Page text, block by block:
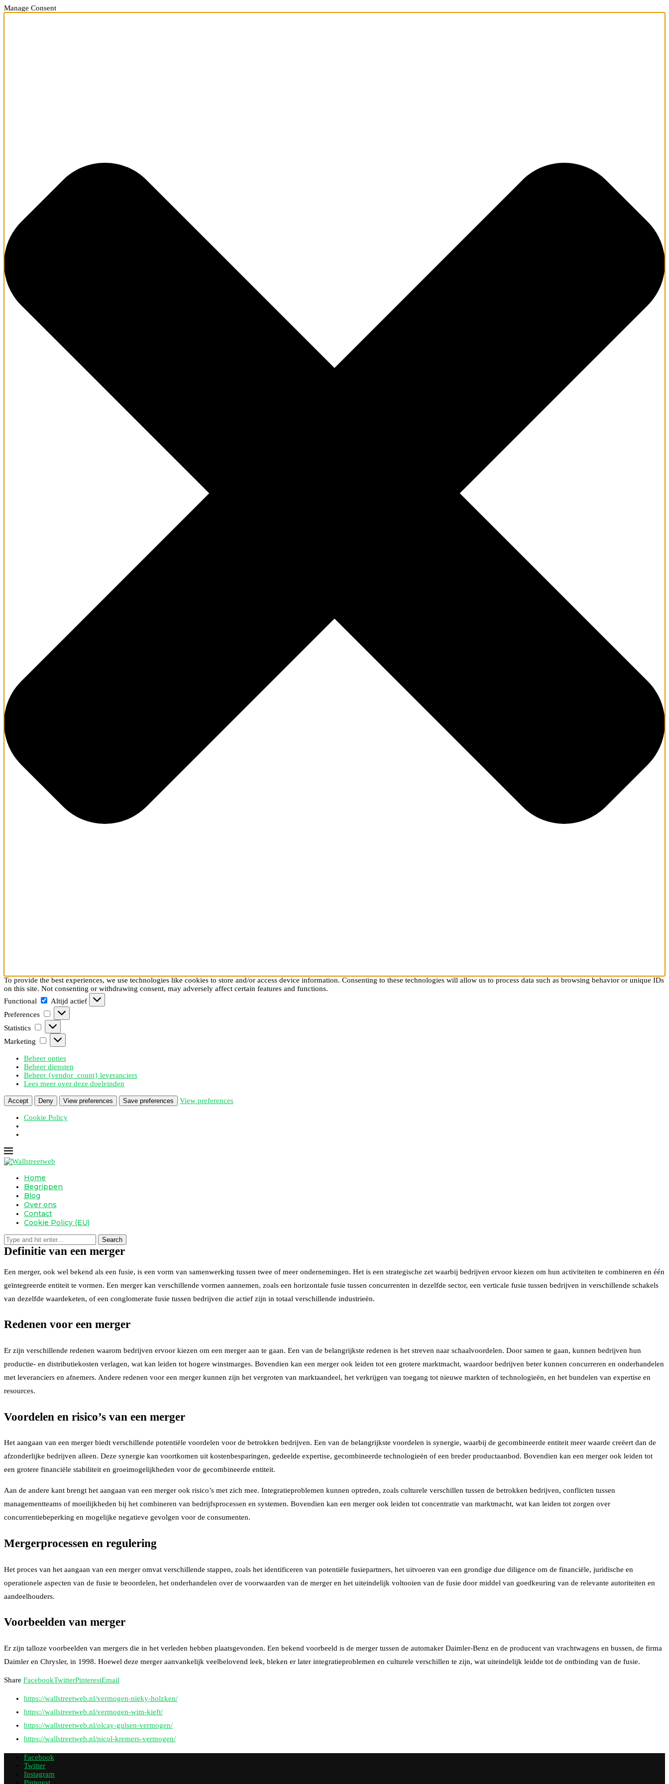
Manage Consent
To provide the best experiences, we use technologies like cookies to store and/or access device information. Consenting to these technologies will allow us to process data such as browsing behavior or unique IDs
on this site. Not consenting or withdrawing consent, may adversely affect certain features and functions.
Functional
Altijd actief
Preferences
Preferences
Statistics
Statistics
Marketing
Marketing
Beheer opties
Beheer diensten
Beheer {vendor_count} leveranciers
Lees meer over deze doeleinden
Accept Deny View preferences Save preferences View preferences
Cookie Policy
Home
Begrippen
Blog
Over ons
Contact
Cookie Policy (EU)
Search
Definitie van een merger
Een merger, ook wel bekend als een fusie, is een vorm van samenwerking tussen twee of meer ondernemingen. Het is een strategische zet waarbij bedrijven ervoor kiezen om hun activiteiten te combineren en één
geïntegreerde entiteit te vormen. Een merger kan verschillende vormen aannemen, zoals een horizontale fusie tussen concurrenten in dezelfde sector, een verticale fusie tussen bedrijven in verschillende schakels
van dezelfde waardeketen, of een conglomerate fusie tussen bedrijven die actief zijn in totaal verschillende industrieën.
Redenen voor een merger
Er zijn verschillende redenen waarom bedrijven ervoor kiezen om een merger aan te gaan. Een van de belangrijkste redenen is het streven naar schaalvoordelen. Door samen te gaan, kunnen bedrijven hun
productie- en distributiekosten verlagen, wat kan leiden tot hogere winstmarges. Bovendien kan een merger ook leiden tot een grotere marktmacht, waardoor bedrijven beter kunnen concurreren en onderhandelen
met leveranciers en afnemers. Andere redenen voor een merger kunnen zijn het vergroten van marktaandeel, het verkrijgen van toegang tot nieuwe markten of technologieën, en het bundelen van expertise en
resources.
Voordelen en risico’s van een merger
Het aangaan van een merger biedt verschillende potentiële voordelen voor de betrokken bedrijven. Een van de belangrijkste voordelen is synergie, waarbij de gecombineerde entiteit meer waarde creëert dan de
afzonderlijke bedrijven alleen. Deze synergie kan voortkomen uit kostenbesparingen, gedeelde expertise, gecombineerde technologieën of een breder productaanbod. Bovendien kan een merger ook leiden tot
een grotere financiële stabiliteit en groeimogelijkheden voor de gecombineerde entiteit.
Aan de andere kant brengt het aangaan van een merger ook risico’s met zich mee. Integratieproblemen kunnen optreden, zoals culturele verschillen tussen de betrokken bedrijven, conflicten tussen
managementteams of moeilijkheden bij het combineren van bedrijfsprocessen en systemen. Bovendien kan een merger ook leiden tot concentratie van marktmacht, wat kan leiden tot zorgen over
concurrentiebeperking en mogelijke negatieve gevolgen voor de consumenten.
Mergerprocessen en regulering
Het proces van het aangaan van een merger omvat verschillende stappen, zoals het identificeren van potentiële fusiepartners, het uitvoeren van een grondige due diligence om de financiële, juridische en
operationele aspecten van de fusie te beoordelen, het onderhandelen over de voorwaarden van de merger en het uiteindelijk voltooien van de fusie door middel van goedkeuring van de relevante autoriteiten en
aandeelhouders.
Voorbeelden van merger
Er zijn talloze voorbeelden van mergers die in het verleden hebben plaatsgevonden. Een bekend voorbeeld is de merger tussen de automaker Daimler-Benz en de producent van vrachtwagens en bussen, de firma
Daimler en Chrysler, in 1998. Hoewel deze merger aanvankelijk veelbelovend leek, bleken er later integratieproblemen en culturele verschillen te zijn, wat uiteindelijk leidde tot de ontbinding van de fusie.
Share FacebookTwitterPinterestEmail
https://wallstreetweb.nl/vermogen-nieky-holzken/
https://wallstreetweb.nl/vermogen-wim-kieft/
https://wallstreetweb.nl/olcay-gulsen-vermogen/
https://wallstreetweb.nl/nicol-kremers-vermogen/
Facebook
Twitter
Instagram